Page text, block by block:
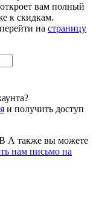
вам полный
к скидкам.
на страницу
и получить доступ
А также вы можете
нам письмо на